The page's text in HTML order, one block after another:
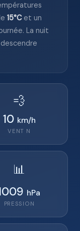
15°Cet un
La nuit
💨
10 km/h
VENT N
📊
hPa
PRESSION